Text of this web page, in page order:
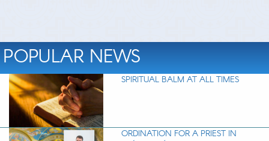
POPULAR NEWS
SPIRITUAL BALM AT ALL TIMES
ORDINATION FOR A PRIEST IN